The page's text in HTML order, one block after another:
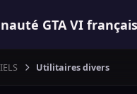
GTA VI
Utilitaires divers